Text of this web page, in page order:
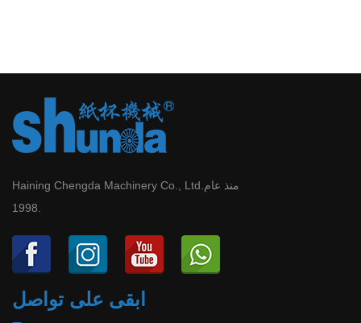
Haining Chengda Machinery Co., Ltd.منذ عام
ابقى على تواصل